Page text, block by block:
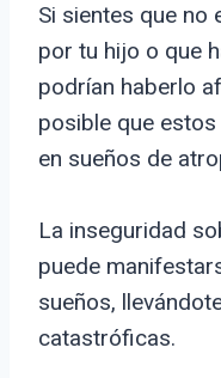
Si sientes que no
por tu hijo o que
podrían haberlo
posible que
en sueños de
La inseguridad
puede
sueños,
catastróficas.